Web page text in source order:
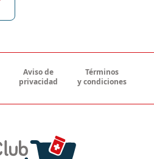
Aviso de
privacidad
Términos
y condiciones